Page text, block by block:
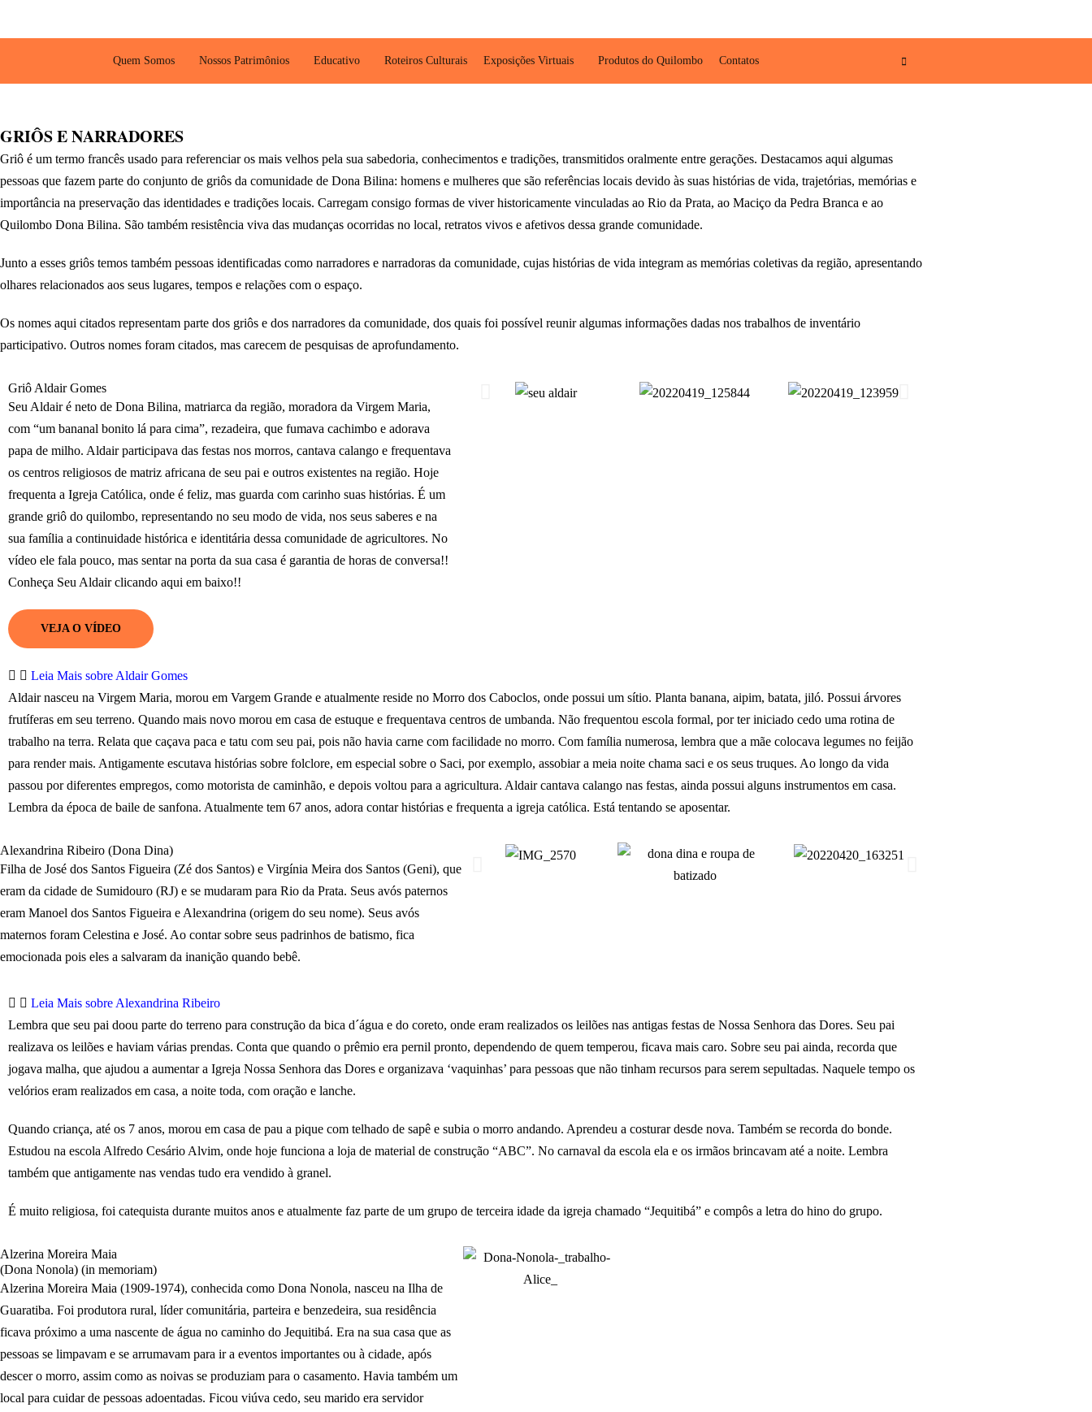
Quem Somos Nossos Patrimônios Educativo Roteiros Culturais Exposições Virtuais Produtos do Quilombo Contatos
GRIÔS E NARRADORES
Griô é um termo francês usado para referenciar os mais velhos pela sua sabedoria, conhecimentos e tradições, transmitidos oralmente entre gerações. Destacamos aqui algumas
pessoas que fazem parte do conjunto de griôs da comunidade de Dona Bilina: homens e mulheres que são referências locais devido às suas histórias de vida, trajetórias, memórias e
importância na preservação das identidades e tradições locais. Carregam consigo formas de viver historicamente vinculadas ao Rio da Prata, ao Maciço da Pedra Branca e ao
Quilombo Dona Bilina. São também resistência viva das mudanças ocorridas no local, retratos vivos e afetivos dessa grande comunidade.
Junto a esses griôs temos também pessoas identificadas como narradores e narradoras da comunidade, cujas histórias de vida integram as memórias coletivas da região, apresentando
olhares relacionados aos seus lugares, tempos e relações com o espaço.
Os nomes aqui citados representam parte dos griôs e dos narradores da comunidade, dos quais foi possível reunir algumas informações dadas nos trabalhos de inventário
participativo. Outros nomes foram citados, mas carecem de pesquisas de aprofundamento.
Griô Aldair Gomes
Seu Aldair é neto de Dona Bilina, matriarca da região, moradora da Virgem Maria,
com “um bananal bonito lá para cima”, rezadeira, que fumava cachimbo e adorava
papa de milho. Aldair participava das festas nos morros, cantava calango e frequentava
os centros religiosos de matriz africana de seu pai e outros existentes na região. Hoje
frequenta a Igreja Católica, onde é feliz, mas guarda com carinho suas histórias. É um
grande griô do quilombo, representando no seu modo de vida, nos seus saberes e na
sua família a continuidade histórica e identitária dessa comunidade de agricultores. No
vídeo ele fala pouco, mas sentar na porta da sua casa é garantia de horas de conversa!!
Conheça Seu Aldair clicando aqui em baixo!!
VEJA O VÍDEO
Leia Mais sobre Aldair Gomes
Aldair nasceu na Virgem Maria, morou em Vargem Grande e atualmente reside no Morro dos Caboclos, onde possui um sítio. Planta banana, aipim, batata, jiló. Possui árvores
frutíferas em seu terreno. Quando mais novo morou em casa de estuque e frequentava centros de umbanda. Não frequentou escola formal, por ter iniciado cedo uma rotina de
trabalho na terra. Relata que caçava paca e tatu com seu pai, pois não havia carne com facilidade no morro. Com família numerosa, lembra que a mãe colocava legumes no feijão
para render mais. Antigamente escutava histórias sobre folclore, em especial sobre o Saci, por exemplo, assobiar a meia noite chama saci e os seus truques. Ao longo da vida
passou por diferentes empregos, como motorista de caminhão, e depois voltou para a agricultura. Aldair cantava calango nas festas, ainda possui alguns instrumentos em casa.
Lembra da época de baile de sanfona. Atualmente tem 67 anos, adora contar histórias e frequenta a igreja católica. Está tentando se aposentar.
Alexandrina Ribeiro (Dona Dina)
Filha de José dos Santos Figueira (Zé dos Santos) e Virgínia Meira dos Santos (Geni), que
eram da cidade de Sumidouro (RJ) e se mudaram para Rio da Prata. Seus avós paternos
eram Manoel dos Santos Figueira e Alexandrina (origem do seu nome). Seus avós
maternos foram Celestina e José. Ao contar sobre seus padrinhos de batismo, fica
emocionada pois eles a salvaram da inanição quando bebê.
Leia Mais sobre Alexandrina Ribeiro
Lembra que seu pai doou parte do terreno para construção da bica d´água e do coreto, onde eram realizados os leilões nas antigas festas de Nossa Senhora das Dores. Seu pai
realizava os leilões e haviam várias prendas. Conta que quando o prêmio era pernil pronto, dependendo de quem temperou, ficava mais caro. Sobre seu pai ainda, recorda que
jogava malha, que ajudou a aumentar a Igreja Nossa Senhora das Dores e organizava ‘vaquinhas’ para pessoas que não tinham recursos para serem sepultadas. Naquele tempo os
velórios eram realizados em casa, a noite toda, com oração e lanche.
Quando criança, até os 7 anos, morou em casa de pau a pique com telhado de sapê e subia o morro andando. Aprendeu a costurar desde nova. Também se recorda do bonde.
Estudou na escola Alfredo Cesário Alvim, onde hoje funciona a loja de material de construção “ABC”. No carnaval da escola ela e os irmãos brincavam até a noite. Lembra
também que antigamente nas vendas tudo era vendido à granel.
É muito religiosa, foi catequista durante muitos anos e atualmente faz parte de um grupo de terceira idade da igreja chamado “Jequitibá” e compôs a letra do hino do grupo.
Alzerina Moreira Maia
(Dona Nonola) (in memoriam)
Alzerina Moreira Maia (1909-1974), conhecida como Dona Nonola, nasceu na Ilha de
Guaratiba. Foi produtora rural, líder comunitária, parteira e benzedeira, sua residência
ficava próximo a uma nascente de água no caminho do Jequitibá. Era na sua casa que as
pessoas se limpavam e se arrumavam para ir a eventos importantes ou à cidade, após
descer o morro, assim como as noivas se produziam para o casamento. Havia também um
local para cuidar de pessoas adoentadas. Ficou viúva cedo, seu marido era servidor